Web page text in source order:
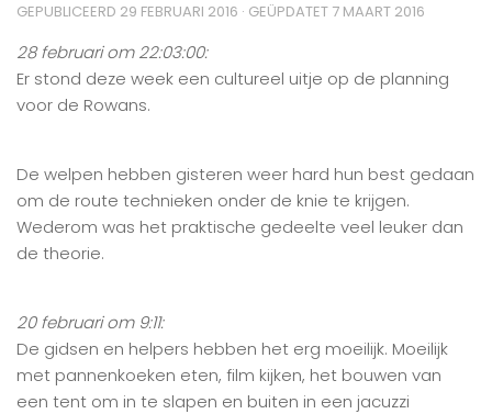
GEPUBLICEERD 29 FEBRUARI 2016 · GEÜPDATET 7 MAART 2016
28 februari om 22:03:00:
Er stond deze week een cultureel uitje op de planning
voor de Rowans‬.
De welpen hebben gisteren weer hard hun best gedaan
om de route technieken onder de knie te krijgen.
Wederom was het praktische gedeelte veel leuker dan
de theorie.
20 februari om 9:11:
De gidsen en helpers hebben het erg moeilijk. Moeilijk
met pannenkoeken eten, film kijken, het bouwen van
een tent om in te slapen en buiten in een jacuzzi